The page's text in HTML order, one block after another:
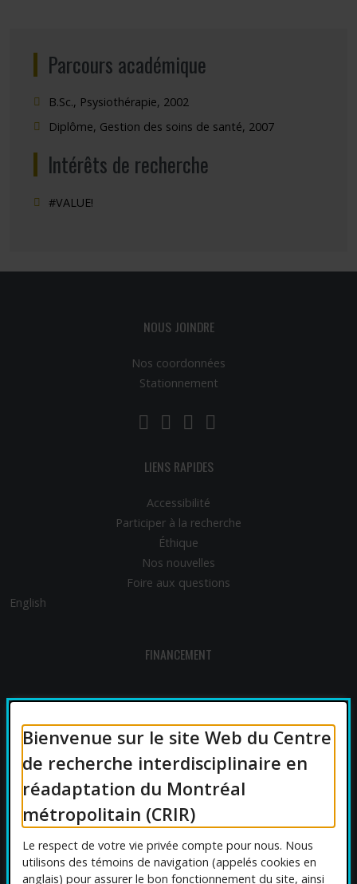
Bienvenue sur le site Web du Centre
de recherche interdisciplinaire en
réadaptation du Montréal
métropolitain (CRIR)
Le respect de votre vie privée compte pour nous. Nous
utilisons des témoins de navigation (appelés cookies en
anglais) pour assurer le bon fonctionnement du site, ainsi
Parcours académique
B.Sc., Psysiothérapie, 2002
Diplôme, Gestion des soins de santé, 2007
Intérêts de recherche
#VALUE!
NOUS JOINDRE
Nos coordonnées
Stationnement
LinkedIn
YouTube
Twitter
LIENS RAPIDES
Accessibilité
Participer à la recherche
Éthique
Nos nouvelles
Foire aux questions
English
FINANCEMENT
AFFILIATIONS UNIVERSITAIRES